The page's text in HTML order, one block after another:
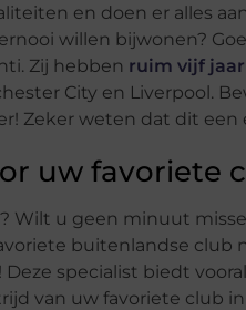
en doen er alles
willen bijwonen?
Zij hebben ruim vijf
City en Liverpool.
Zeker weten dat dit
uw favoriete
Wilt u geen minuut
buitenlandse club
specialist biedt
van uw favoriete club